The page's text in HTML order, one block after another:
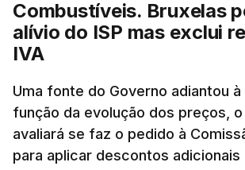
Combustíveis. Bruxelas
alívio do ISP mas exclui
IVA
Uma fonte do Governo adiantou à
função da evolução dos preços,
avaliará se faz o pedido à
para aplicar descontos adicionais